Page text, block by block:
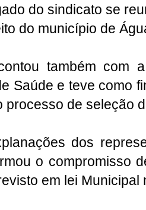
do sindicato se
do município de
também com
Saúde e teve como
processo de seleção
dos
o compromisso
em lei Municipal